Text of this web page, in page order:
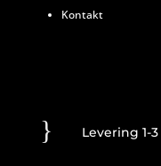
Kontakt
} Levering 1-